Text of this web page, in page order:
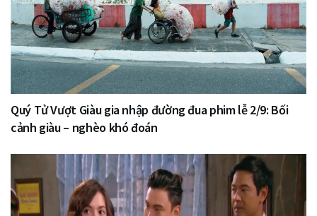
Quý Tử Vượt Giàu gia nhập đường đua phim lễ 2/9: Bối
cảnh giàu – nghèo khó đoán